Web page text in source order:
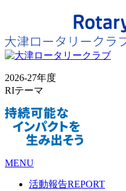
2026-27年度
RIテーマ
MENU
活動報告REPORT